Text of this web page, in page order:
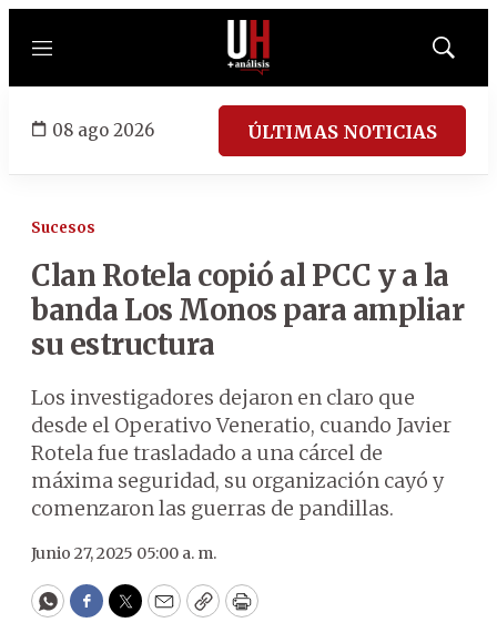
Menú
Mostrar
08 ago 2026 ÚLTIMAS NOTICIAS
Sucesos
Clan Rotela copió al PCC y a la
banda Los Monos para ampliar
su estructura
Los investigadores dejaron en claro que
desde el Operativo Veneratio, cuando Javier
Rotela fue trasladado a una cárcel de
máxima seguridad, su organización cayó y
comenzaron las guerras de pandillas.
Junio 27, 2025 05:00 a. m.
WhatsApp
Facebook
Twitter
EmailCopyPrint